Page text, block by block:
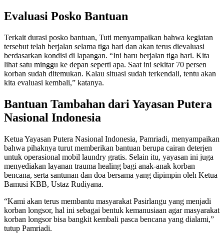
Evaluasi Posko Bantuan
Terkait durasi posko bantuan, Tuti menyampaikan bahwa kegiatan
tersebut telah berjalan selama tiga hari dan akan terus dievaluasi
berdasarkan kondisi di lapangan. “Ini baru berjalan tiga hari. Kita
lihat satu minggu ke depan seperti apa. Saat ini sekitar 70 persen
korban sudah ditemukan. Kalau situasi sudah terkendali, tentu akan
kita evaluasi kembali,” katanya.
Bantuan Tambahan dari Yayasan Putera
Nasional Indonesia
Ketua Yayasan Putera Nasional Indonesia, Pamriadi, menyampaikan
bahwa pihaknya turut memberikan bantuan berupa cairan deterjen
untuk operasional mobil laundry gratis. Selain itu, yayasan ini juga
menyediakan layanan trauma healing bagi anak-anak korban
bencana, serta santunan dan doa bersama yang dipimpin oleh Ketua
Bamusi KBB, Ustaz Rudiyana.
“Kami akan terus membantu masyarakat Pasirlangu yang menjadi
korban longsor, hal ini sebagai bentuk kemanusiaan agar masyarakat
korban longsor bisa bangkit kembali pasca bencana yang dialami,”
tutup Pamriadi.